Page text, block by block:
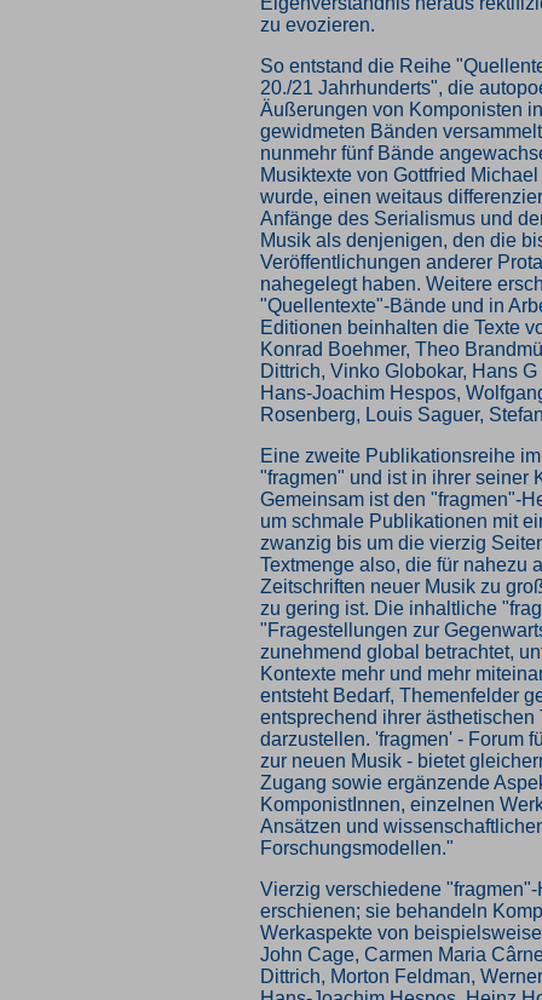
zu evozieren.
So entstand die Reihe
20./21 Jahrhunderts", die
Äußerungen von Komponisten
gewidmeten Bänden
nunmehr fünf Bände
Musiktexte von Gottfried
wurde, einen weitaus
Anfänge des Serialismus und
Musik als denjenigen, den die
Veröffentlichungen anderer
nahegelegt haben. Weitere
"Quellentexte"-Bände und in
Editionen beinhalten die Texte
Konrad Boehmer, Theo
Dittrich, Vinko Globokar, Hans
Hans-Joachim Hespos,
Rosenberg, Louis Saguer,
Eine zweite Publikationsreihe
"fragmen" und ist in ihrer seiner
Gemeinsam ist den "fragmen"-
um schmale Publikationen mit
zwanzig bis um die vierzig
Textmenge also, die für nahezu
Zeitschriften neuer Musik zu
zu gering ist. Die inhaltliche
"Fragestellungen zur
zunehmend global betrachtet,
Kontexte mehr und mehr
entsteht Bedarf, Themenfelder
entsprechend ihrer ästhetischen
darzustellen. 'fragmen' - Forum
zur neuen Musik - bietet
Zugang sowie ergänzende
KomponistInnen, einzelnen
Ansätzen und
Forschungsmodellen."
Vierzig verschiedene
erschienen; sie behandeln
Werkaspekte von
John Cage, Carmen Maria
Dittrich, Morton Feldman,